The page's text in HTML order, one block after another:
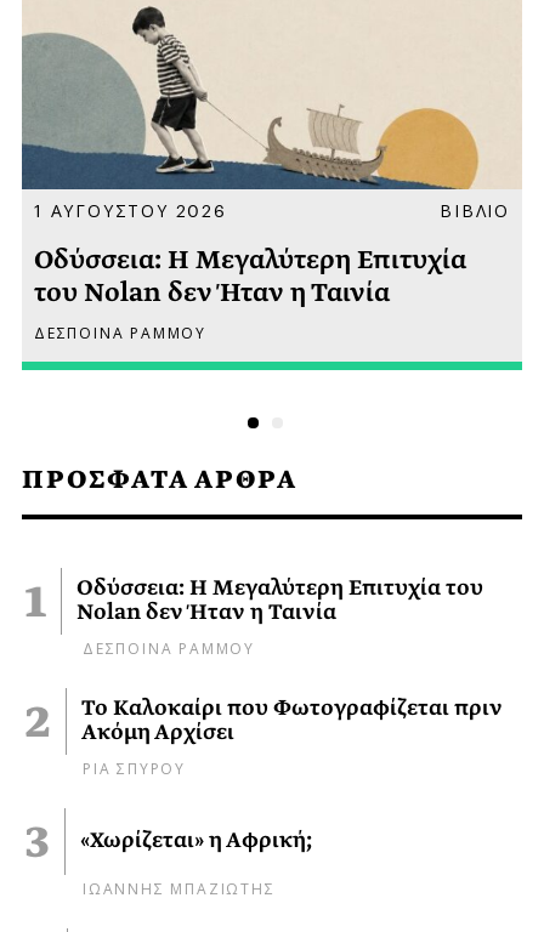
ΠΡΟΣΦΑΤΑ ΑΡΘΡΑ
Οδύσσεια: Η Μεγαλύτερη Επιτυχία του
Nolan δεν Ήταν η Ταινία
ΔΕΣΠΟΙΝΑ ΡΑΜΜΟΥ
Το Καλοκαίρι που Φωτογραφίζεται πριν
Ακόμη Αρχίσει
ΡΙΑ ΣΠΥΡΟΥ
«Χωρίζεται» η Αφρική;
ΙΩΑΝΝΗΣ ΜΠΑΖΙΩΤΗΣ
1 ΑΥΓΟΥΣΤΟΥ 2026 ΒΙΒΛΙΟ
Οδύσσεια: Η Μεγαλύτερη Επιτυχία
του Nolan δεν Ήταν η Ταινία
ΔΕΣΠΟΙΝΑ ΡΑΜΜΟΥ